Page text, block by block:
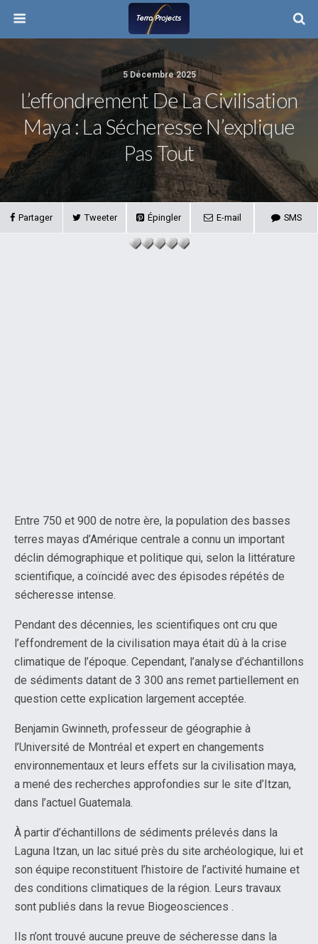
5 Décembre 2025
L’effondrement De La Civilisation
Maya : La Sécheresse N’explique
Pas Tout
Partager Tweeter Épingler E-mail SMS
Entre 750 et 900 de notre ère, la population des basses
terres mayas d’Amérique centrale a connu un important
déclin démographique et politique qui, selon la littérature
scientifique, a coïncidé avec des épisodes répétés de
sécheresse intense.
Pendant des décennies, les scientifiques ont cru que
l’effondrement de la civilisation maya était dû à la crise
climatique de l’époque. Cependant, l’analyse d’échantillons
de sédiments datant de 3 300 ans remet partiellement en
question cette explication largement acceptée.
Benjamin Gwinneth, professeur de géographie à
l’Université de Montréal et expert en changements
environnementaux et leurs effets sur la civilisation maya,
a mené des recherches approfondies sur le site d’Itzan,
dans l’actuel Guatemala.
À partir d’échantillons de sédiments prélevés dans la
Laguna Itzan, un lac situé près du site archéologique, lui et
son équipe reconstituent l’histoire de l’activité humaine et
des conditions climatiques de la région. Leurs travaux
sont publiés dans la revue Biogeosciences .
Ils n’ont trouvé aucune preuve de sécheresse dans la